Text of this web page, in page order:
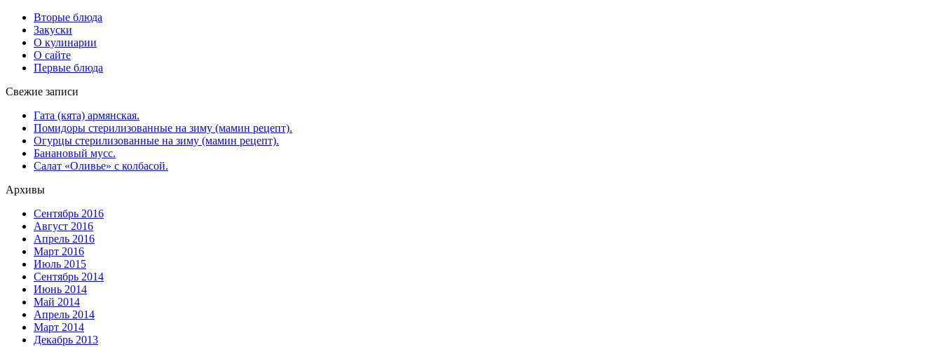
Вторые блюда
Закуски
О кулинарии
О сайте
Первые блюда
Свежие записи
Гата (кята) армянская.
Помидоры стерилизованные на зиму (мамин рецепт).
Огурцы стерилизованные на зиму (мамин рецепт).
Банановый мусс.
Салат «Оливье» с колбасой.
Архивы
Сентябрь 2016
Август 2016
Апрель 2016
Март 2016
Июль 2015
Сентябрь 2014
Июнь 2014
Май 2014
Апрель 2014
Март 2014
Декабрь 2013